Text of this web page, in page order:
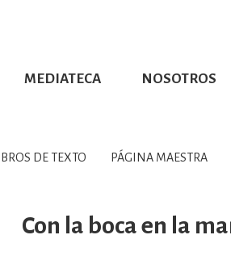
MEDIATECA NOSOTROS
GEOGRAFÍA,
DE TEXTO PÁGINA MAESTRA
Con la boca en la